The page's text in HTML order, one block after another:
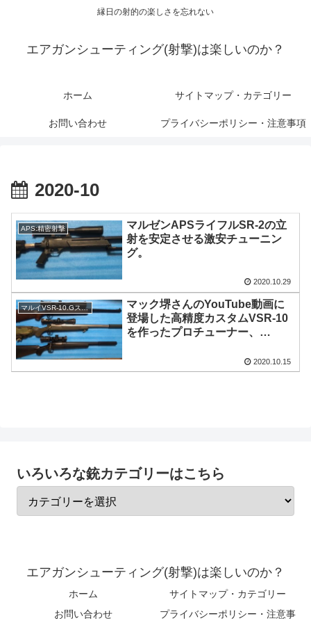
縁日の射的の楽しさを忘れない
エアガンシューティング(射撃)は楽しいのか？
ホーム サイトマップ・カテゴリー
お問い合わせ プライバシーポリシー・注意事項
2020-10
APS:精密射撃
マルゼンAPSライフルSR-2の立
射を安定させる激安チューニン
グ。
2020.10.29
マルイVSR-10.Gスペック
マック堺さんのYouTube動画に
登場した高精度カスタムVSR-10
を作ったプロチューナー、
VSR-10.Gスペックのレビュー動
画の解説
2020.10.15
いろいろな銃カテゴリーはこちら
エアガンシューティング(射撃)は楽しいのか？
ホーム
サイトマップ・カテゴリー
お問い合わせ
プライバシーポリシー・注意事